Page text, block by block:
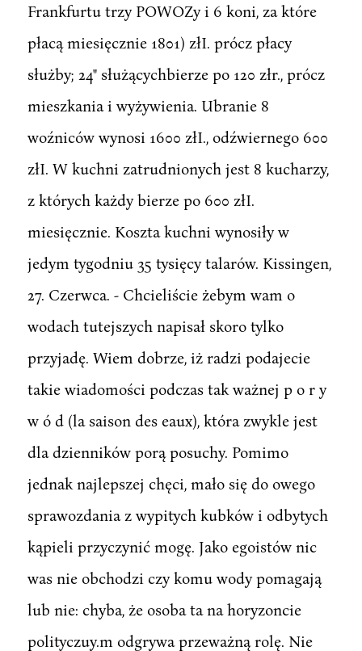
Frankfurtu trzy POWOZy i 6 koni, za które
płacą miesięcznie 1801) złI. prócz płacy
służby; 24" służącychbierze po 120 złr., prócz
mieszkania i wyżywienia. Ubranie 8
woźniców wynosi 1600 złI., odźwiernego 600
złI. W kuchni zatrudnionych jest 8 kucharzy,
z których każdy bierze po 600 złI.
miesięcznie. Koszta kuchni wynosiły w
jedym tygodniu 35 tysięcy talarów. Kissingen,
27. Czerwca. - Chcieliście żebym wam o
wodach tutejszych napisał skoro tylko
przyjadę. Wiem dobrze, iż radzi podajecie
takie wiadomości podczas tak ważnej p o r y
w ó d (la saison des eaux), która zwykle jest
dla dzienników porą posuchy. Pomimo
jednak najlepszej chęci, mało się do owego
sprawozdania z wypitych kubków i odbytych
kąpieli przyczynić mogę. Jako egoistów nic
was nie obchodzi czy komu wody pomagają
lub nie: chyba, że osoba ta na horyzoncie
polityczuy.m odgrywa przeważną rolę. Nie